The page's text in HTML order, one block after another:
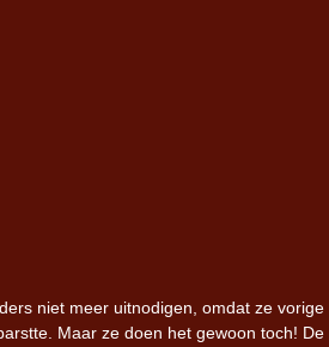
niet meer uitnodigen, omdat ze
Maar ze doen het gewoon toch!